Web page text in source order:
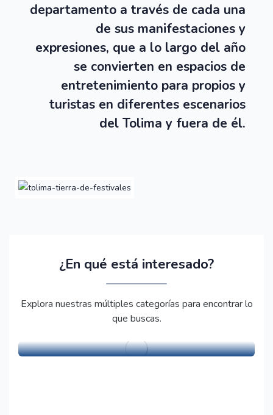
departamento a través de cada una
de sus manifestaciones y
expresiones, que a lo largo del año
se convierten en espacios de
entretenimiento para propios y
turistas en diferentes escenarios
del Tolima y fuera de él.
¿En qué está interesado?
Explora nuestras múltiples categorías para encontrar lo
que buscas.